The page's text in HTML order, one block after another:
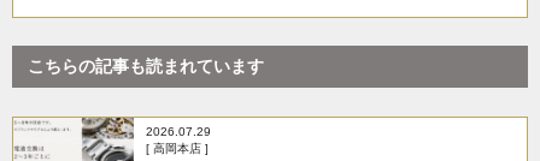
こちらの記事も読まれています
2026.07.29
[ 高岡本店 ]